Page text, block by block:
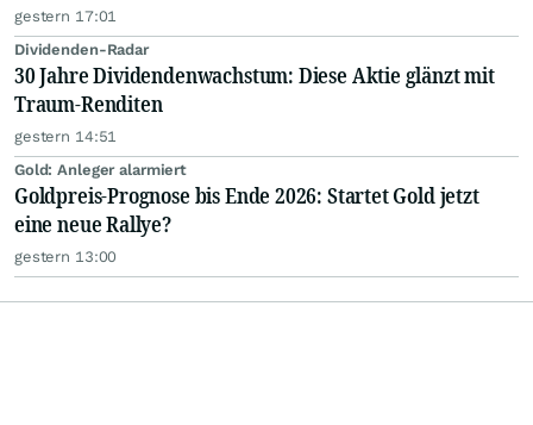
gestern 17:01
Dividenden-Radar
30 Jahre Dividendenwachstum: Diese Aktie glänzt mit
Traum-Renditen
gestern 14:51
Gold: Anleger alarmiert
Goldpreis-Prognose bis Ende 2026: Startet Gold jetzt
eine neue Rallye?
gestern 13:00